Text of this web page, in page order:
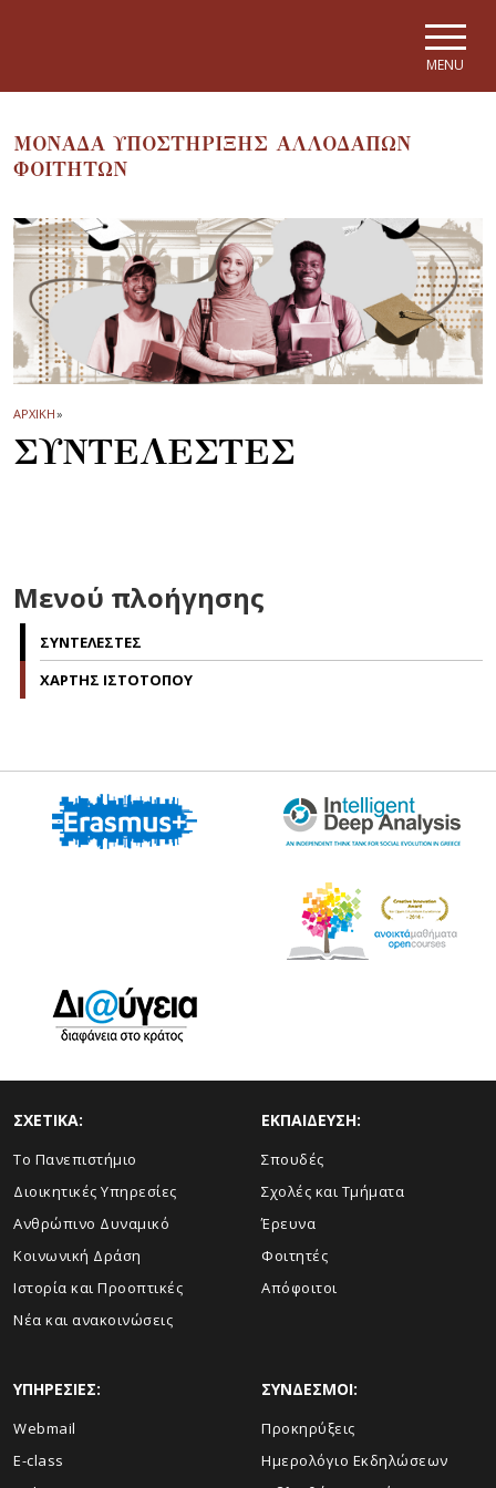
MENU
ΜΟΝΑΔΑ ΥΠΟΣΤΗΡΙΞΗΣ ΑΛΛΟΔΑΠΩΝ
ΦΟΙΤΗΤΩΝ
ΑΡΧΙΚΗ»
ΣΥΝΤΕΛΕΣΤΕΣ
Μενού πλοήγησης
ΣΥΝΤΕΛΕΣΤΕΣ
ΧΑΡΤΗΣ ΙΣΤΟΤΟΠΟΥ
ΣΧΕΤΙΚΑ:
Το Πανεπιστήμιο
Διοικητικές Υπηρεσίες
Ανθρώπινο Δυναμικό
Κοινωνική Δράση
Ιστορία και Προοπτικές
Νέα και ανακοινώσεις
ΕΚΠΑΙΔΕΥΣΗ:
Σπουδές
Σχολές και Τμήματα
Έρευνα
Φοιτητές
Απόφοιτοι
ΥΠΗΡΕΣΙΕΣ:
Webmail
E-class
ΣΥΝΔΕΣΜΟΙ:
Προκηρύξεις
Ημερολόγιο Εκδηλώσεων